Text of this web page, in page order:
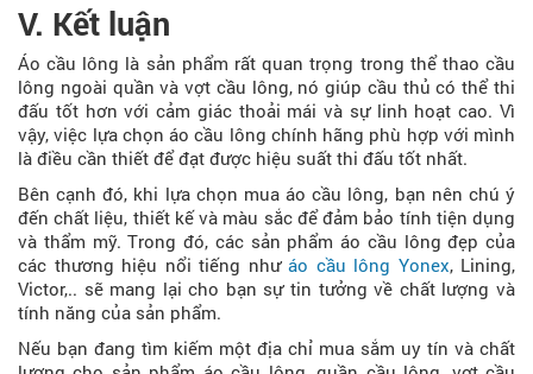
V. Kết luận
Áo cầu lông là sản phẩm rất quan trọng trong thể thao cầu
lông ngoài quần và vợt cầu lông, nó giúp cầu thủ có thể thi
đấu tốt hơn với cảm giác thoải mái và sự linh hoạt cao. Vì
vậy, việc lựa chọn áo cầu lông chính hãng phù hợp với mình
là điều cần thiết để đạt được hiệu suất thi đấu tốt nhất.
Bên cạnh đó, khi lựa chọn mua áo cầu lông, bạn nên chú ý
đến chất liệu, thiết kế và màu sắc để đảm bảo tính tiện dụng
và thẩm mỹ. Trong đó, các sản phẩm áo cầu lông đẹp của
các thương hiệu nổi tiếng như áo cầu lông Yonex, Lining,
Victor,.. sẽ mang lại cho bạn sự tin tưởng về chất lượng và
tính năng của sản phẩm.
Nếu bạn đang tìm kiếm một địa chỉ mua sắm uy tín và chất